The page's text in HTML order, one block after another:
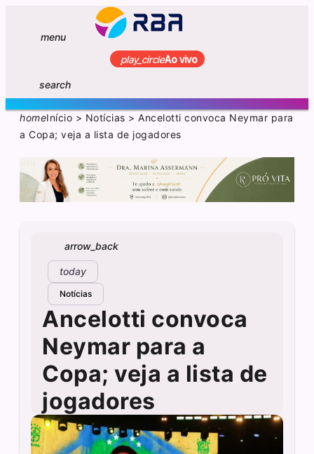
menu
play_circleAo vivo
search
homeInício > Notícias >Ancelotti convoca Neymar para
a Copa; veja a lista de jogadores
arrow_back
today
Notícias
Ancelotti convoca
Neymar para a
Copa; veja a lista de
jogadores